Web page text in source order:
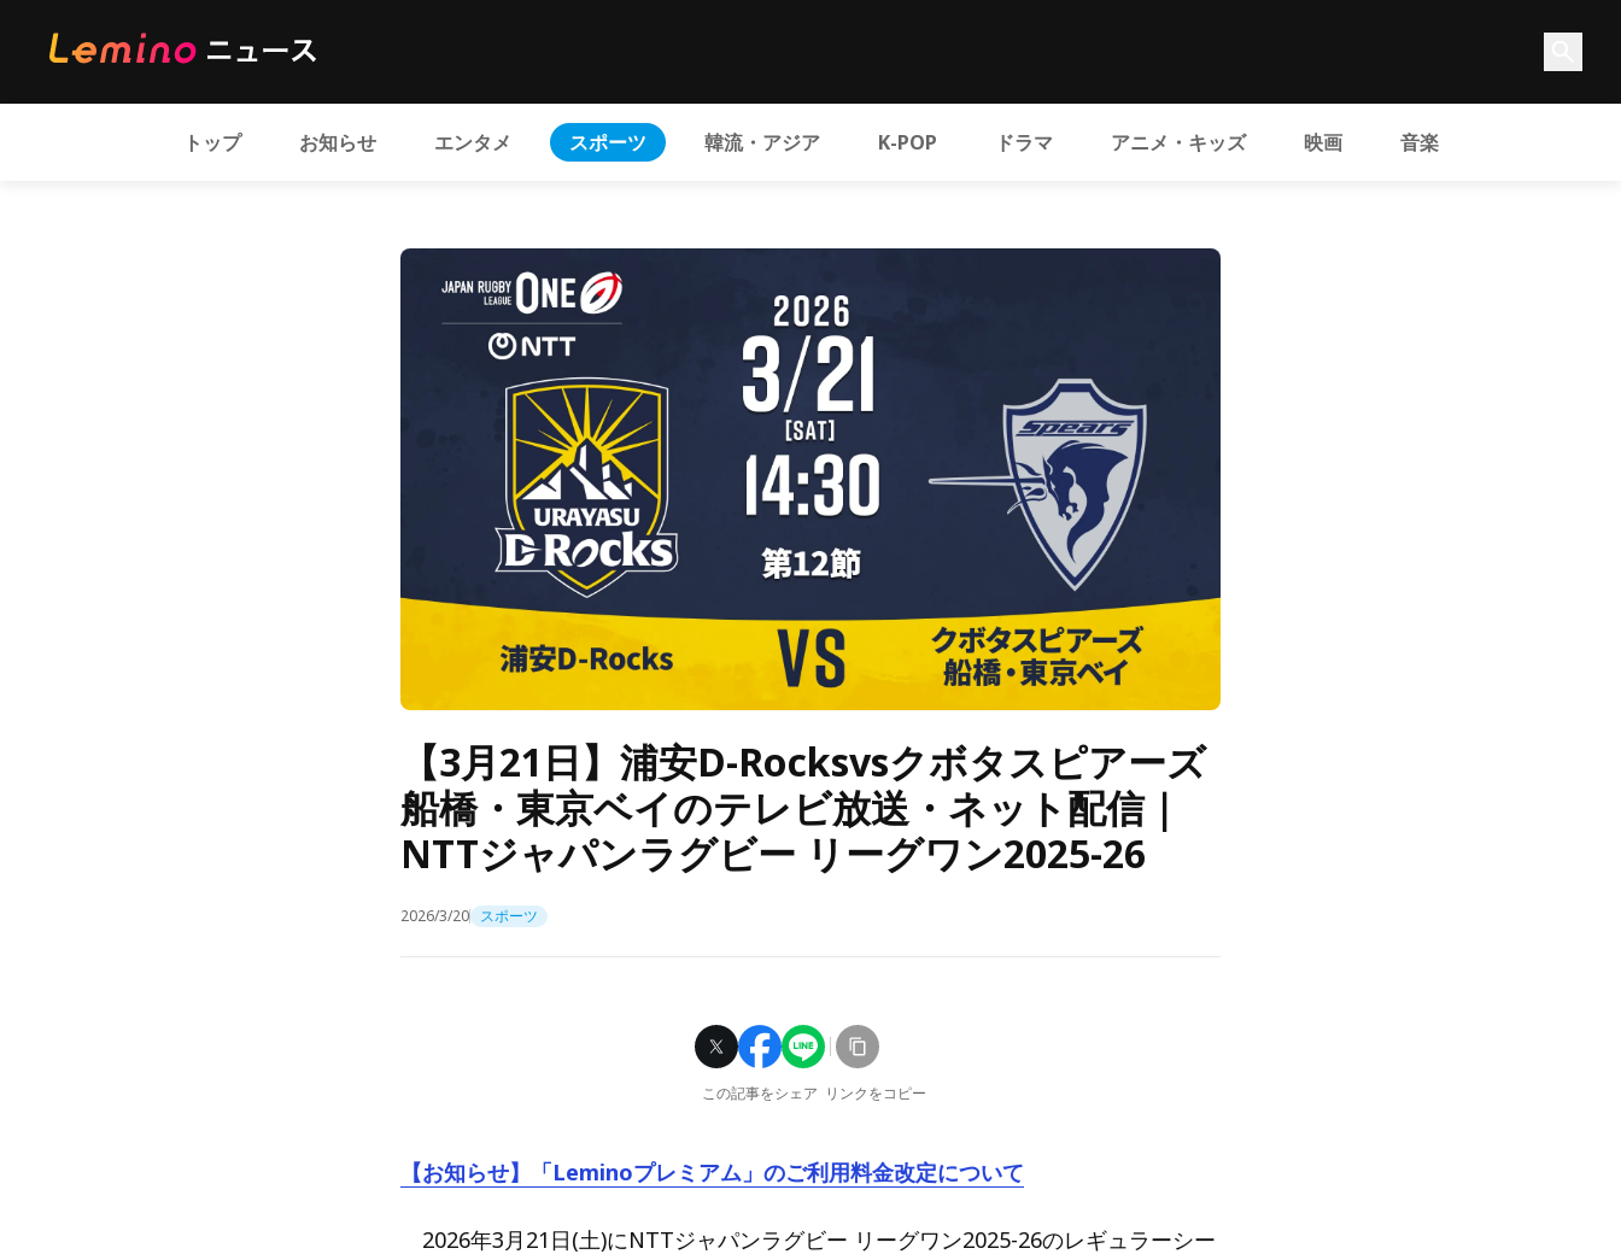
トップ お知らせ エンタメ スポーツ 韓流・アジア K-POP ドラマ アニメ・キッズ 映画 音楽
【3月21日】浦安D-Rocksvsクボタスピアーズ
船橋・東京ベイのテレビ放送・ネット配信｜
NTTジャパンラグビー リーグワン2025-26
2026/3/20 スポーツ
この記事をシェア リンクをコピー
【お知らせ】「Leminoプレミアム」のご利用料金改定について
2026年3月21日(土)にNTTジャパンラグビー リーグワン2025-26のレギュラーシー